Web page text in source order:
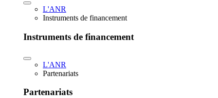
L'ANR
Instruments de financement
Instruments de financement
L'ANR
Partenariats
Partenariats